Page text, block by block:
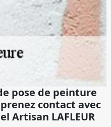
pose de peinture
contact avec
Artisan LAFLEUR